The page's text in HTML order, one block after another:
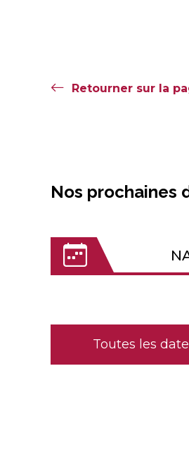
Retourner sur la
Nos prochaines
Toutes les